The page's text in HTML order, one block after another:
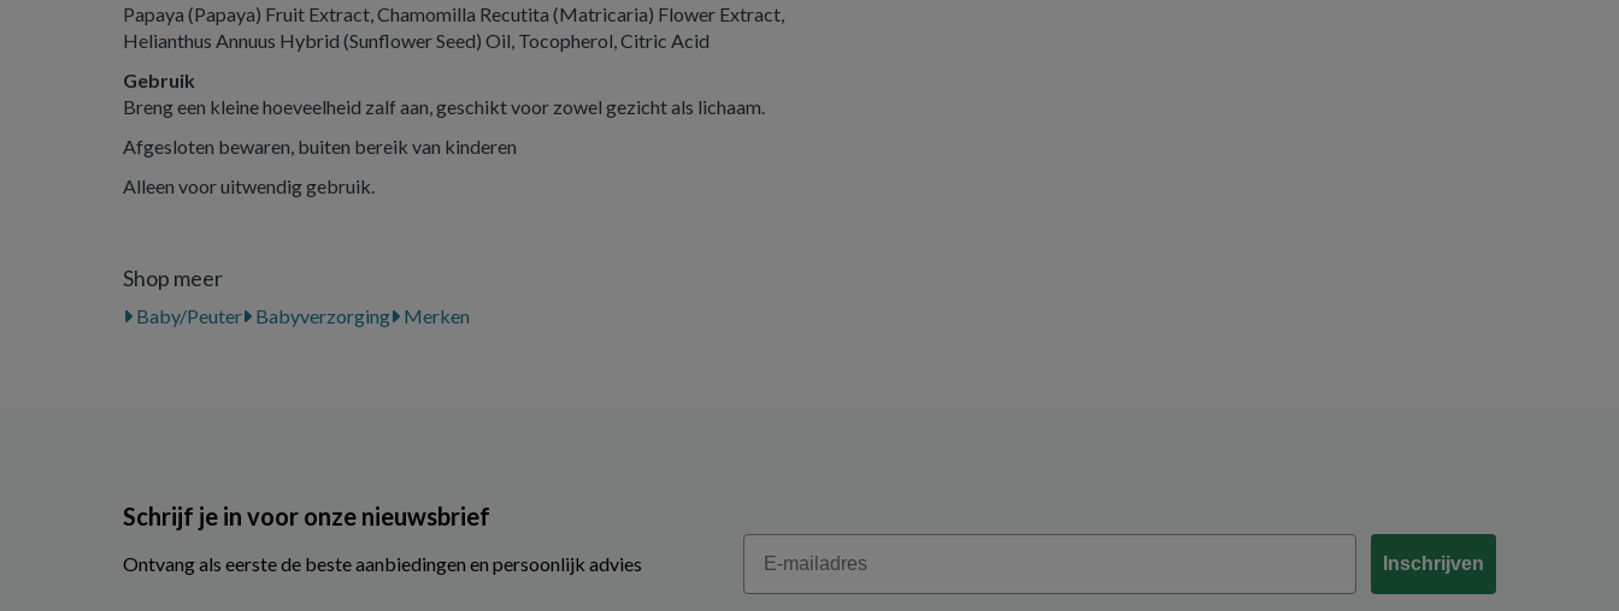
Papaya (Papaya) Fruit Extract, Chamomilla Recutita (Matricaria) Flower Extract,
Helianthus Annuus Hybrid (Sunflower Seed) Oil, Tocopherol, Citric Acid
Gebruik
Breng een kleine hoeveelheid zalf aan, geschikt voor zowel gezicht als lichaam.
Afgesloten bewaren, buiten bereik van kinderen
Alleen voor uitwendig gebruik.
Shop meer
Baby/Peuter Babyverzorging Merken
Schrijf je in voor onze nieuwsbrief
Ontvang als eerste de beste aanbiedingen en persoonlijk advies
Email
Inschrijven